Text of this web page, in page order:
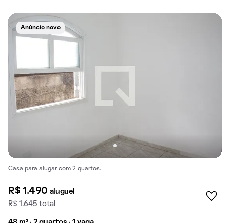
Anúncio novo
Casa para alugar com 2 quartos.
R$ 1.490 aluguel
R$ 1.645 total